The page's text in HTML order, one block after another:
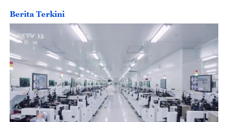
Berita Terkini